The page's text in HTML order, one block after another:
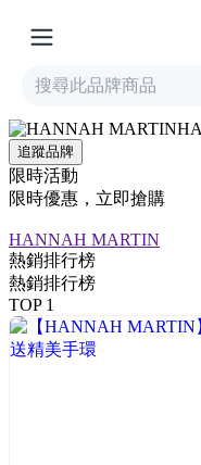
追蹤品牌
限時活動
限時優惠，立即搶購
HANNAH MARTIN
熱銷排行榜
熱銷排行榜
TOP 1